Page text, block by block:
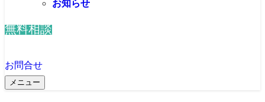
お知らせ
無料相談
お問合せ
メニュー